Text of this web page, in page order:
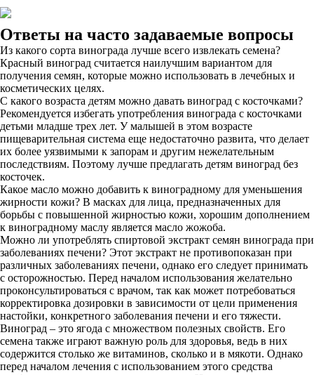
Ответы на часто задаваемые вопросы
Из какого сорта винограда лучше всего извлекать семена?
Красный виноград считается наилучшим вариантом для
получения семян, которые можно использовать в лечебных и
косметических целях.
С какого возраста детям можно давать виноград с косточками?
Рекомендуется избегать употребления винограда с косточками
детьми младше трех лет. У малышей в этом возрасте
пищеварительная система еще недостаточно развита, что делает
их более уязвимыми к запорам и другим нежелательным
последствиям. Поэтому лучше предлагать детям виноград без
косточек.
Какое масло можно добавить к виноградному для уменьшения
жирности кожи? В масках для лица, предназначенных для
борьбы с повышенной жирностью кожи, хорошим дополнением
к виноградному маслу является масло жожоба.
Можно ли употреблять спиртовой экстракт семян винограда при
заболеваниях печени? Этот экстракт не противопоказан при
различных заболеваниях печени, однако его следует принимать
с осторожностью. Перед началом использования желательно
проконсультироваться с врачом, так как может потребоваться
корректировка дозировки в зависимости от цели применения
настойки, конкретного заболевания печени и его тяжести.
Виноград – это ягода с множеством полезных свойств. Его
семена также играют важную роль для здоровья, ведь в них
содержится столько же витаминов, сколько и в мякоти. Однако
перед началом лечения с использованием этого средства